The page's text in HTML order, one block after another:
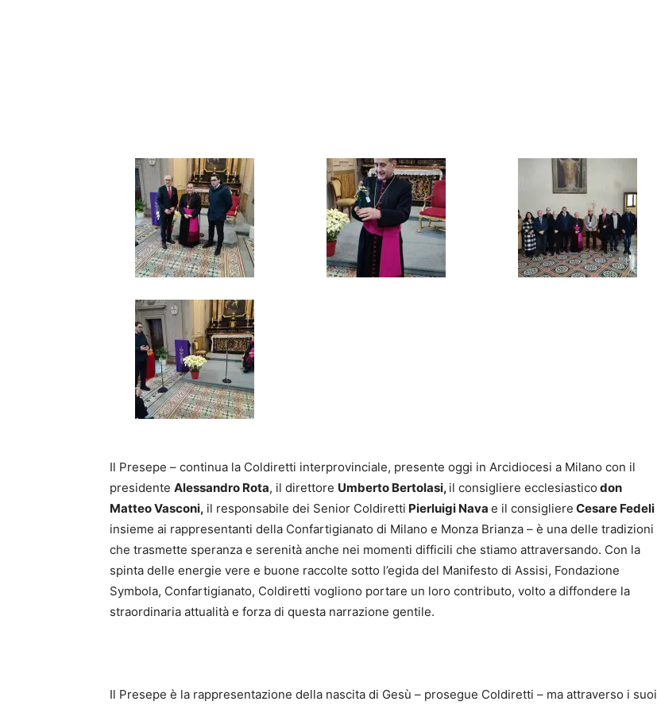
Il Presepe – continua la Coldiretti interprovinciale, presente oggi in Arcidiocesi a Milano con il
presidente Alessandro Rota, il direttore Umberto Bertolasi, il consigliere ecclesiastico don
Matteo Vasconi, il responsabile dei Senior Coldiretti Pierluigi Nava e il consigliere Cesare Fedeli
insieme ai rappresentanti della Confartigianato di Milano e Monza Brianza – è una delle tradizioni
che trasmette speranza e serenità anche nei momenti difficili che stiamo attraversando. Con la
spinta delle energie vere e buone raccolte sotto l’egida del Manifesto di Assisi, Fondazione
Symbola, Confartigianato, Coldiretti vogliono portare un loro contributo, volto a diffondere la
straordinaria attualità e forza di questa narrazione gentile.
Il Presepe è la rappresentazione della nascita di Gesù – prosegue Coldiretti – ma attraverso i suoi